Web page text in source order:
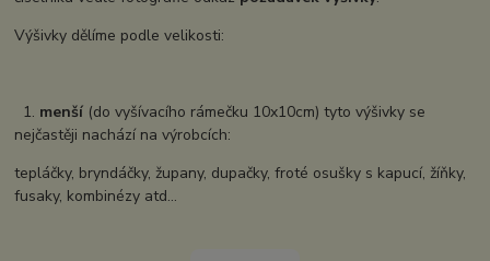
Výšivky dělíme podle velikosti:
1. menší (do vyšívacího rámečku 10x10cm) tyto výšivky se
nejčastěji nachází na výrobcích:
tepláčky, bryndáčky, župany, dupačky, froté osušky s kapucí, žíňky,
fusaky, kombinézy atd...